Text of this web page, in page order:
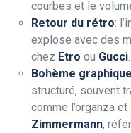
courbes et le
Retour du rétro:
explose avec des
chez Etro ou Gucci
Bohème graphique
structuré, souvent
comme l’organza
Zimmermann,